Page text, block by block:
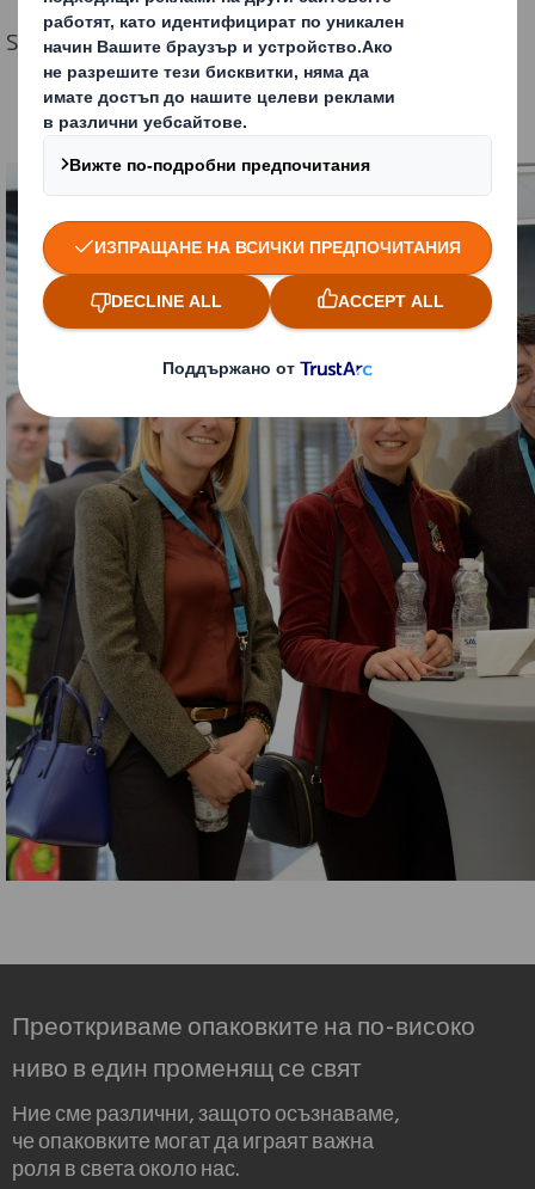
Sales.Bulgaria@dssmith.com
Преоткриваме опаковките на по-високо
ниво в един променящ се свят
Ние сме различни, защото осъзнаваме,
че опаковките могат да играят важна
роля в света около нас.